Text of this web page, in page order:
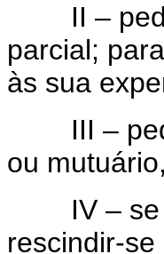
II – pedir
parcial;
às sua
III – pedir
ou
IV – se o
rescindir-